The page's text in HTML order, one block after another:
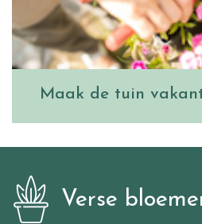
Maak de tuin
Verse